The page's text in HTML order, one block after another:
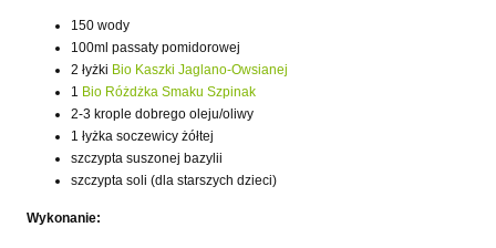
150 wody
100ml passaty pomidorowej
2 łyżki Bio Kaszki Jaglano-Owsianej
1 Bio Różdżka Smaku Szpinak
2-3 krople dobrego oleju/oliwy
1 łyżka soczewicy żółtej
szczypta suszonej bazylii
szczypta soli (dla starszych dzieci)
Wykonanie: